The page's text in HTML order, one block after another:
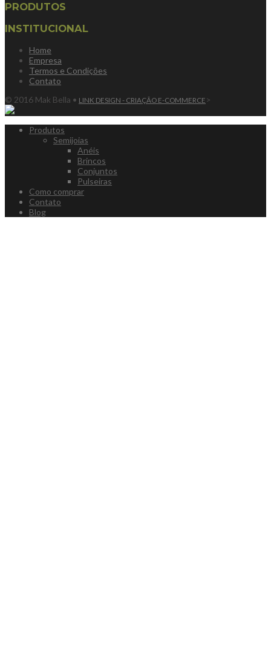
PRODUTOS
INSTITUCIONAL
Home
Empresa
Termos e Condições
Contato
© 2016 Mak Bella • LINK DESIGN - CRIAÇÃO E-COMMERCE >
Produtos
Semijoias
Anéis
Brincos
Conjuntos
Pulseiras
Como comprar
Contato
Blog